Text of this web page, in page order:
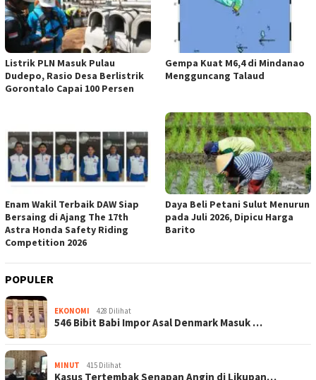
Listrik PLN Masuk Pulau
Dudepo, Rasio Desa Berlistrik
Gorontalo Capai 100 Persen
Gempa Kuat M6,4 di Mindanao
Mengguncang Talaud
Enam Wakil Terbaik DAW Siap
Bersaing di Ajang The 17th
Astra Honda Safety Riding
Competition 2026
Daya Beli Petani Sulut Menurun
pada Juli 2026, Dipicu Harga
Barito
POPULER
EKONOMI 428 Dilihat
546 Bibit Babi Impor Asal Denmark Masuk …
MINUT 415 Dilihat
Kasus Tertembak Senapan Angin di Likupan…